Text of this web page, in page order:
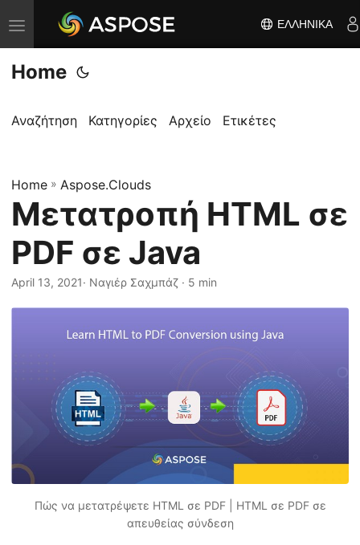
Ε
ν
α
λ
ή
π
λ
ο
ΕΛΛΗΝΙΚΆ
Home
Αναζήτηση Κατηγορίες Αρχείο Ετικέτες
Home » Aspose.Clouds
Μετατροπή HTML σε
PDF σε Java
April 13, 2021· Ναγιέρ Σαχμπάζ · 5 min
Πώς να μετατρέψετε HTML σε PDF | HTML σε PDF σε
απευθείας σύνδεση